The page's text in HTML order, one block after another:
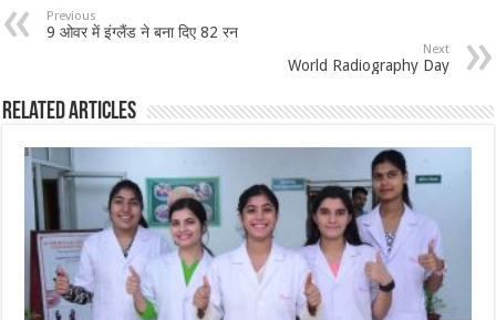
Previous
9 ओवर में इंग्लैंड ने बना दिए 82 रन
Next
World Radiography Day
Related Articles